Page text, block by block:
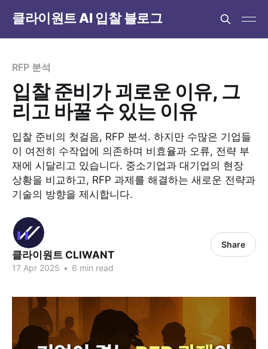
클라이원트 AI 입찰 블로그
RFP 분석
입찰 준비가 괴로운 이유, 그
리고 바꿀 수 있는 이유
입찰 준비의 첫걸음, RFP 분석. 하지만 수많은 기업들
이 여전히 수작업에 의존하며 비효율과 오류, 전략 부
재에 시달리고 있습니다. 중소기업과 대기업의 현장
상황을 비교하고, RFP 과제를 해결하는 새로운 전략과
기술의 방향을 제시합니다.
클라이원트 CLIWANT
17 Apr 2025 • 6 min read
Share